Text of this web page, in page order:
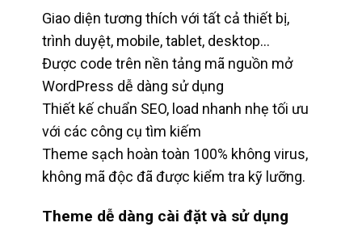
Giao diện tương thích với tất cả thiết bị,
trình duyệt, mobile, tablet, desktop…
Được code trên nền tảng mã nguồn mở
WordPress dễ dàng sử dụng
Thiết kế chuẩn SEO, load nhanh nhẹ tối ưu
với các công cụ tìm kiếm
Theme sạch hoàn toàn 100% không virus,
không mã độc đã được kiểm tra kỹ lưỡng.
Theme dễ dàng cài đặt và sử dụng